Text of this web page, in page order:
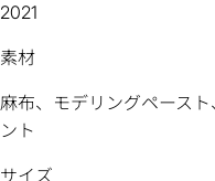
2021
素材
麻布、モデリングペース
ント
サイズ